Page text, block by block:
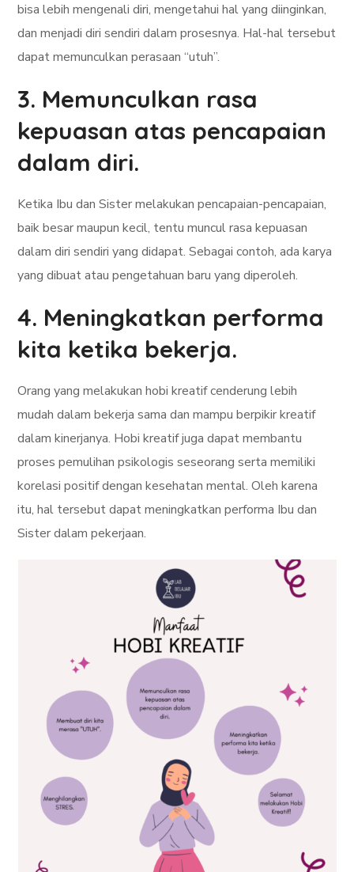
bisa lebih mengenali diri, mengetahui hal yang diinginkan,
dan menjadi diri sendiri dalam prosesnya. Hal-hal tersebut
dapat memunculkan perasaan “utuh”.
3. Memunculkan rasa
kepuasan atas pencapaian
dalam diri.
Ketika Ibu dan Sister melakukan pencapaian-pencapaian,
baik besar maupun kecil, tentu muncul rasa kepuasan
dalam diri sendiri yang didapat. Sebagai contoh, ada karya
yang dibuat atau pengetahuan baru yang diperoleh.
4. Meningkatkan performa
kita ketika bekerja.
Orang yang melakukan hobi kreatif cenderung lebih
mudah dalam bekerja sama dan mampu berpikir kreatif
dalam kinerjanya. Hobi kreatif juga dapat membantu
proses pemulihan psikologis seseorang serta memiliki
korelasi positif dengan kesehatan mental. Oleh karena
itu, hal tersebut dapat meningkatkan performa Ibu dan
Sister dalam pekerjaan.